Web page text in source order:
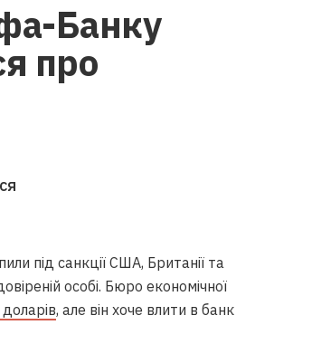
Банку
про
під санкції США, Британії та
особі. Бюро економічної
, але він хоче влити в банк